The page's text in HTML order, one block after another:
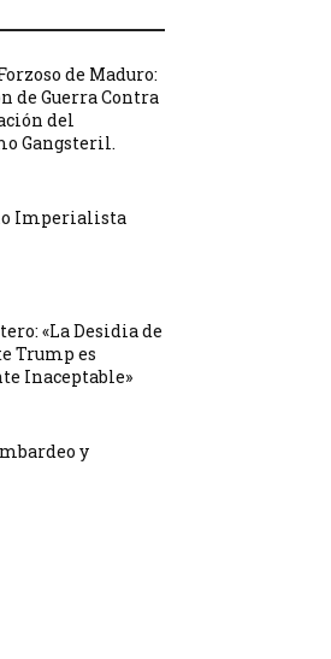
de Maduro:
de Guerra Contra
del
Gangsteril.
Imperialista
«La Desidia de
Trump es
Inaceptable»
y